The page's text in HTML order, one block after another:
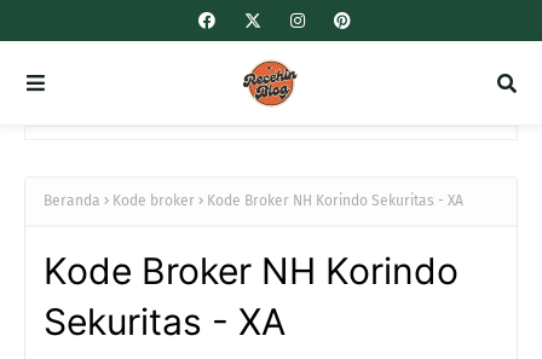
Beranda Kode broker Kode Broker NH Korindo Sekuritas - XA
Kode Broker NH Korindo
Sekuritas - XA